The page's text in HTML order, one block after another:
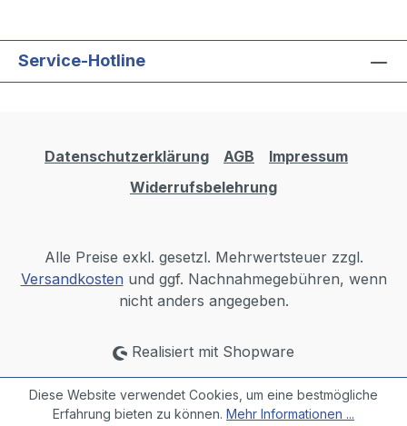
Service-Hotline
Datenschutzerklärung AGB
Impressum
Widerrufsbelehrung
Alle Preise exkl. gesetzl. Mehrwertsteuer zzgl.
Versandkosten und ggf. Nachnahmegebühren, wenn
nicht anders angegeben.
Realisiert mit Shopware
Diese Website verwendet Cookies, um eine bestmögliche
Erfahrung bieten zu können. Mehr Informationen ...